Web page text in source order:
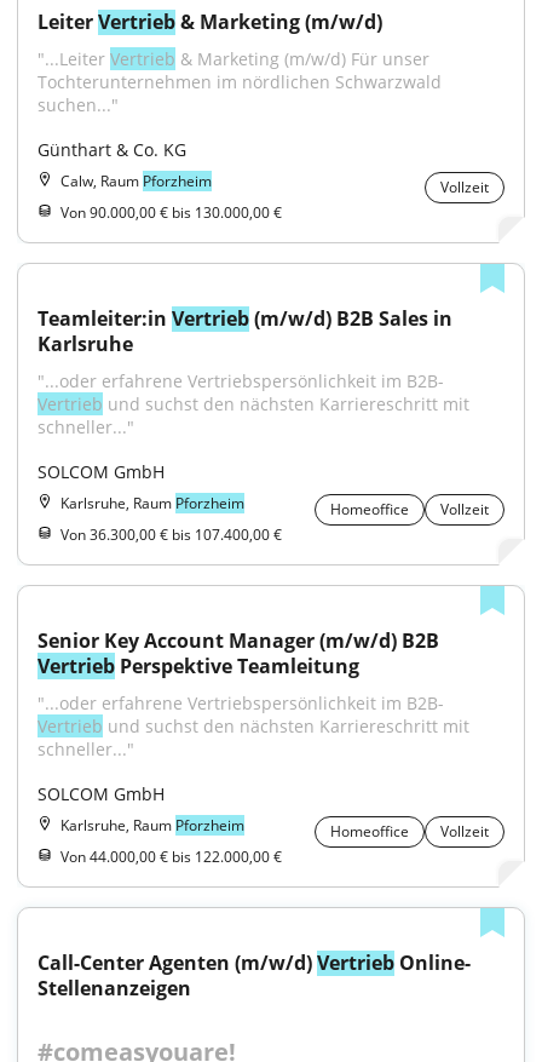
Leiter Vertrieb & Marketing (m/w/d)
"...Leiter Vertrieb & Marketing (m/w/d) Für unser
Tochterunternehmen im nördlichen Schwarzwald
suchen..."
Günthart & Co. KG
Calw, Raum Pforzheim
Vollzeit
Von 90.000,00 € bis 130.000,00 €
Teamleiter:in Vertrieb (m/w/d) B2B Sales in
Karlsruhe
"...oder erfahrene Vertriebspersönlichkeit im B2B-
Vertrieb und suchst den nächsten Karriereschritt mit
schneller..."
SOLCOM GmbH
Karlsruhe, Raum Pforzheim Homeoffice
Vollzeit
Von 36.300,00 € bis 107.400,00 €
Vertrieb Perspektive Teamleitung
"...oder erfahrene Vertriebspersönlichkeit im B2B-
Vertrieb und suchst den nächsten Karriereschritt mit
schneller..."
SOLCOM GmbH
Karlsruhe, Raum Pforzheim Homeoffice
Vollzeit
Von 44.000,00 € bis 122.000,00 €
Call-Center Agenten (m/w/d) Vertrieb Online-
Stellenanzeigen
#comeasyouare!